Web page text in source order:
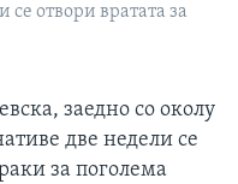
отвори вратата за
заедно со околу
две недели се
за поголема